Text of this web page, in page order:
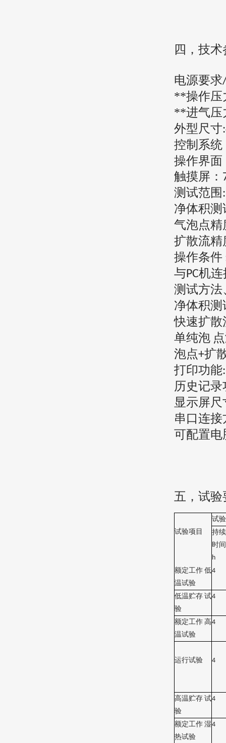
四， 技术
电源要求
**操作压
**进气压
外型尺寸
控制系统
操作界面
触摸屏：
测试范围
净体积测
气泡点精
扩散流精
操作条件
与PC机连
测试方法
净体积测
快速扩散
单纯泡
泡点+扩
打印功能
历史记录
显示屏尺
串口连接
可配置电
五， 试验
试验项目
试
持续
时间
h
额定工作 低
温试验
4
低温贮存 试
验
4
额定工作 高
温试验
4
运行试验 4
高温贮存 试
验
4
额定工作 湿
热试验
4